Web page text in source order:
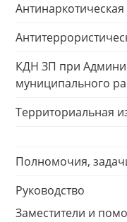
КДН ЗП при
муниципального
Территориальная
Полномочия,
Руководство
Заместители и